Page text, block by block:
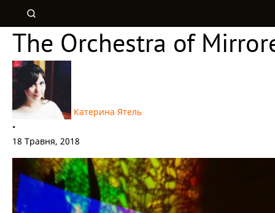
The Orchestra of
Катерина Ятель
•
18 Травня, 2018